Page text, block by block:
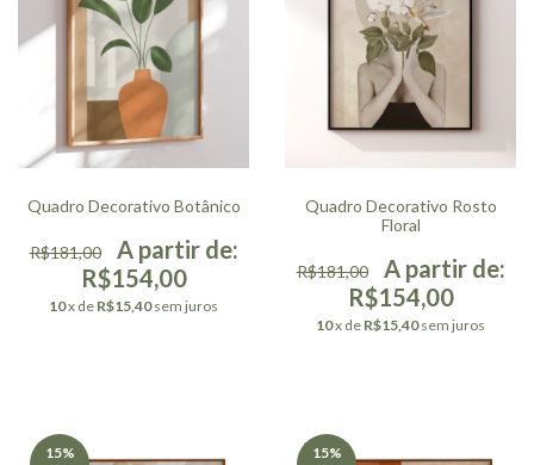
Quadro Decorativo Botânico
R$181,00
R$154,00
10x de R$15,40 sem juros
Quadro Decorativo Rosto
Floral
R$181,00
R$154,00
10x de R$15,40 sem juros
15%
15%